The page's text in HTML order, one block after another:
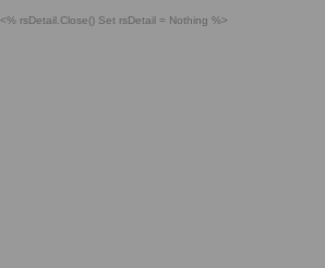
<% rsDetail.Close() Set rsDetail = Nothing %>